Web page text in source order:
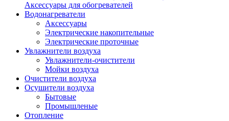
Аксессуары для обогревателей
Водонагреватели
Аксессуары
Электрические накопительные
Электрические проточные
Увлажнители воздуха
Увлажнители-очистители
Мойки воздуха
Очистители воздуха
Осушители воздуха
Бытовые
Промышленые
Отопление